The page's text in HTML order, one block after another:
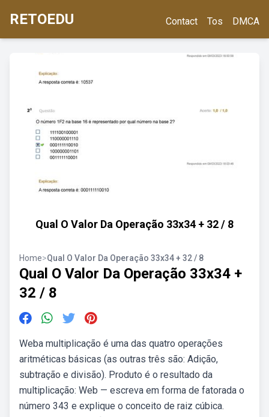
RETOEDU Contact Tos DMCA
Qual O Valor Da Operação 33x34 + 32 / 8
Home>Qual O Valor Da Operação 33x34 + 32 / 8
Qual O Valor Da Operação 33x34 +
32 / 8
Weba multiplicação é uma das quatro operações
aritméticas básicas (as outras três são: Adição,
subtração e divisão). Produto é o resultado da
multiplicação: Web — escreva em forma de fatorada o
número 343 e explique o conceito de raiz cúbica.